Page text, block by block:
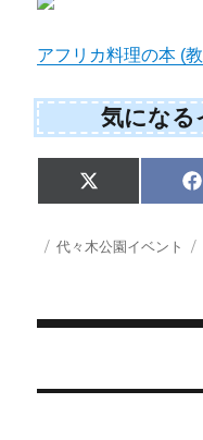
アフリカ料理の本 (
気になる
Share
on
X
(
w
i
r
F
投 カ
代々木公園イベント
稿